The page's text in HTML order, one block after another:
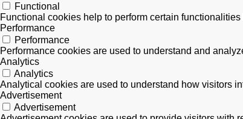
Functional
Functional cookies help to perform certain
Performance
Performance
Performance cookies are used to understand and
Analytics
Analytics
Analytical cookies are used to understand how visitors
Advertisement
Advertisement